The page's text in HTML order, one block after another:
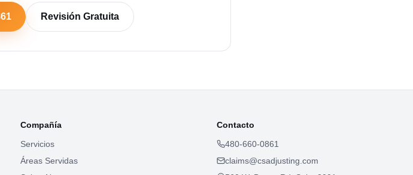
Revisión Gratuita
Compañía
Servicios
Áreas Servidas
Contacto
480-660-0861
claims@csadjusting.com